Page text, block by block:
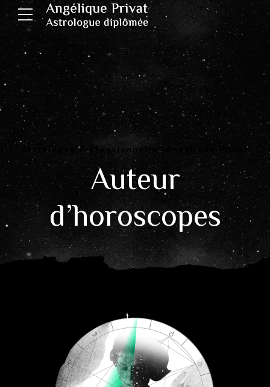
Astrologue Professionnelle : Angélique Privat
Auteur
d’horoscopes